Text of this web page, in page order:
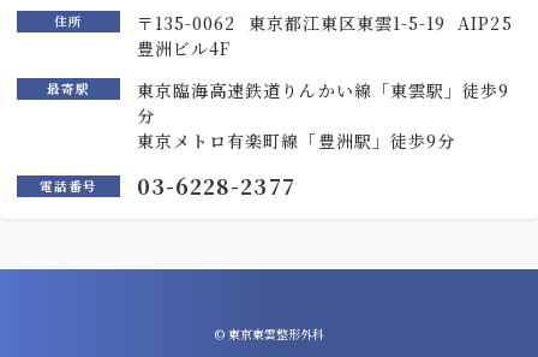
住所
〒135-0062 東京都江東区東雲1-5-19 AIP25
豊洲ビル4F
最寄駅
東京臨海高速鉄道りんかい線「東雲駅」徒歩9
分
東京メトロ有楽町線「豊洲駅」徒歩9分
電話番号 03-6228-2377
© 東京東雲整形外科